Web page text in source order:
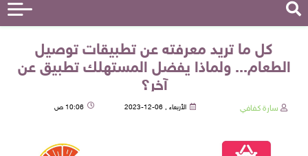
كل ما تريد معرفته عن تطبيقات توصيل
الطعام... ولماذا يفضل المستهلك تطبيق عن
آخر؟
سارة كفافي الأربعاء , 06-12-2023 10:06 ص